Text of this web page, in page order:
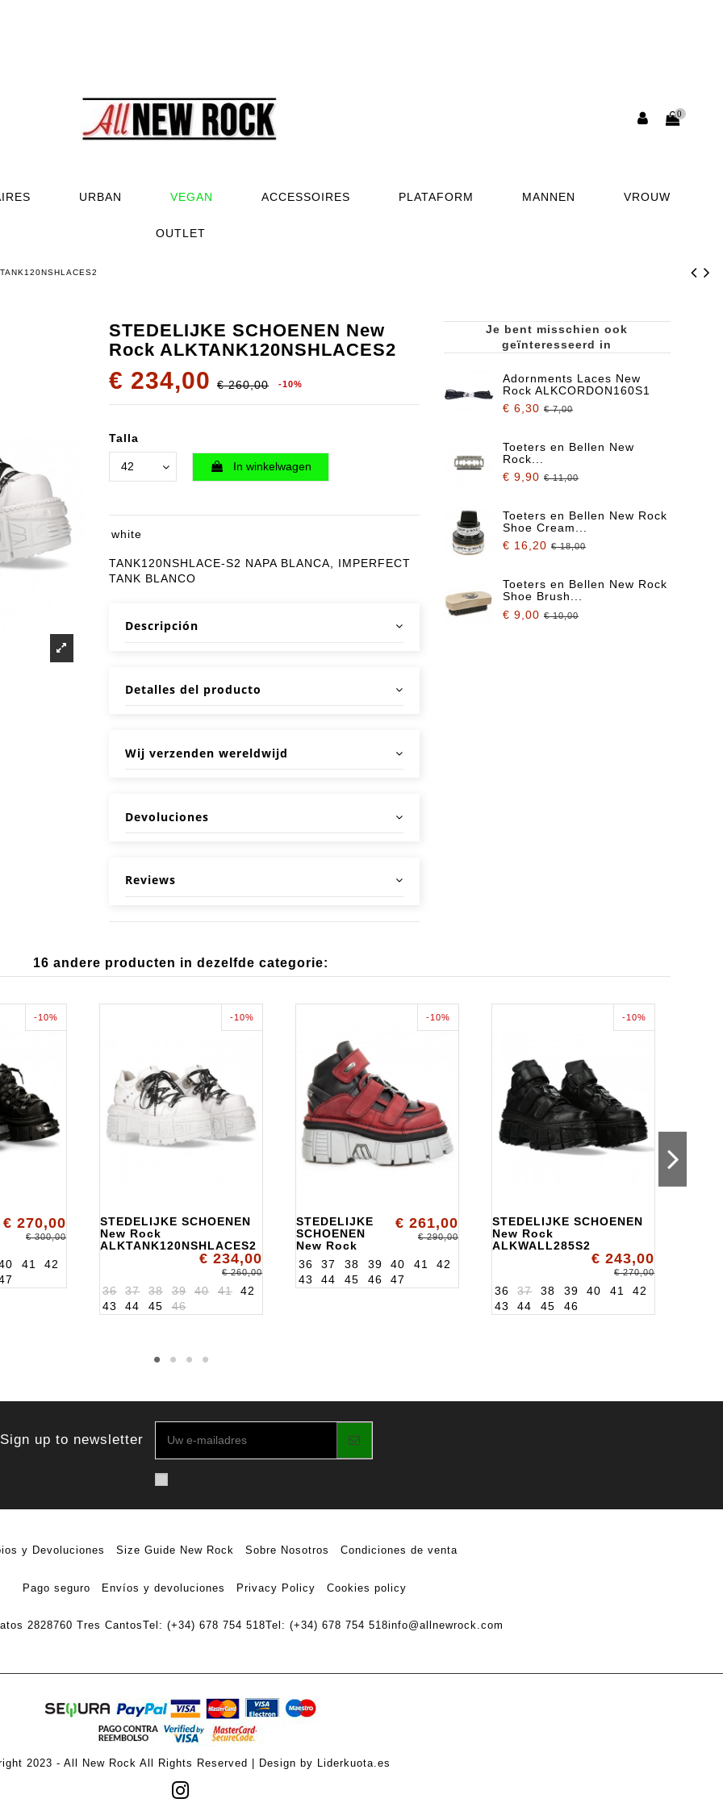
0
URBAN VEGAN ACCESSOIRES PLATAFORM MANNEN VROUW
OUTLET
STEDELIJKE SCHOENEN New
Rock ALKTANK120NSHLACES2
€ 234,00 € 260,00 -10%
Talla
In winkelwagen
white
TANK120NSHLACE-S2 NAPA BLANCA, IMPERFECT
TANK BLANCO
Descripción
Detalles del producto
Wij verzenden wereldwijd
Devoluciones
Reviews
Je bent misschien ook
geïnteresseerd in
Adornments Laces New
Rock ALKCORDON160S1
€ 6,30 € 7,00
Toeters en Bellen New
Rock...
€ 9,90 € 11,00
Toeters en Bellen New Rock
Shoe Cream...
€ 16,20 € 18,00
Toeters en Bellen New Rock
Shoe Brush...
€ 9,00 € 10,00
16 andere producten in dezelfde categorie:
-10%
€ 270,00
€ 300,00
41
42
-10%
STEDELIJKE SCHOENEN
New Rock
ALKTANK120NSHLACES2
€ 234,00
€ 260,00
36 37 38 39 40 41
42
43
44 45 46
-10%
STEDELIJKE
SCHOENEN
New Rock
ALK285S39
€ 261,00
€ 290,00
36 37 38 39 40 41
42
43
44 45 46 47
-10%
STEDELIJKE SCHOENEN
New Rock
ALKWALL285S2
€ 243,00
€ 270,00
36 37 38 39 40 41
42
43
44 45 46
Sign up to newsletter
y Devoluciones Size Guide New Rock Sobre Nosotros Condiciones de venta
Pago seguro Envíos y devoluciones Privacy Policy Cookies policy
2828760 Tres CantosTel: (+34) 678 754 518Tel: (+34) 678 754 518info@allnewrock.com
2023 - All New Rock All Rights Reserved | Design by Liderkuota.es